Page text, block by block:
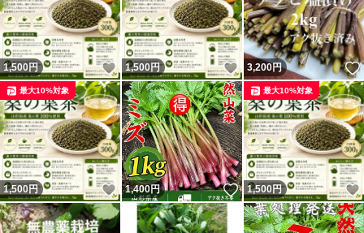
1,500円 いいね！
1,500円 いいね！
3,200円
1,500円 いいね！
最大10%対象
1,400円 いいね！
1,500円
最大10%対象